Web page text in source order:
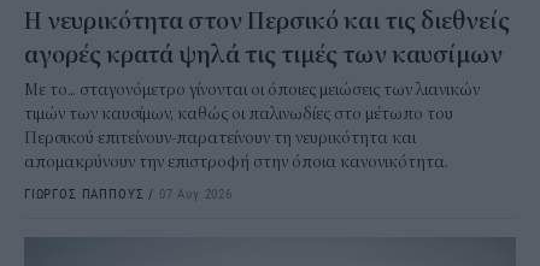
Η νευρικότητα στον Περσικό και τις διεθνείς
αγορές κρατά ψηλά τις τιμές των καυσίμων
Με το... σταγονόμετρο γίνονται οι όποιες μειώσεις των λιανικών
τιμών των καυσίμων, καθώς οι παλινωδίες στο μέτωπο του
Περσικού επιτείνουν-παρατείνουν τη νευρικότητα και
απομακρύνουν την επιστροφή στην όποια κανονικότητα.
ΓΙΩΡΓΟΣ ΠΑΠΠΟΥΣ / 07 Αυγ 2026